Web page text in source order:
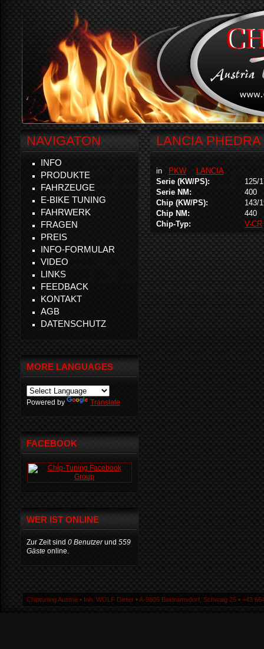
LANCIA
in PKW
LANCIA
Serie (KW/PS):
125/
Serie NM:
400
Chip (KW/PS):
143/
Chip NM:
440
Chip-Typ:
V-CR
NAVIGATON
INFO
PRODUKTE
FAHRZEUGE
E-BIKE TUNING
FAHRWERK
FRAGEN
PREIS
INFO-FORMULAR
VIDEO
LINKS
FEEDBACK
KONTAKT
AGB
DATENSCHUTZ
MORE LANGUAGES
Powered by Translate
FACEBOOK
WER IST ONLINE
Zur Zeit sind 0 Benutzerund 559
Gäste online.
Chiptuning Austria ▪ Inh. WOLF Dieter ▪ A-9805 Baldramsdorf, Schwaig 25 ▪ +43